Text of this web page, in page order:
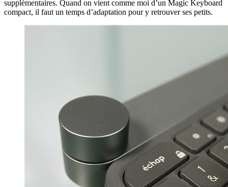
supplémentaires. Quand on vient comme moi d’un Magic Keyboard
compact, il faut un temps d’adaptation pour y retrouver ses petits.